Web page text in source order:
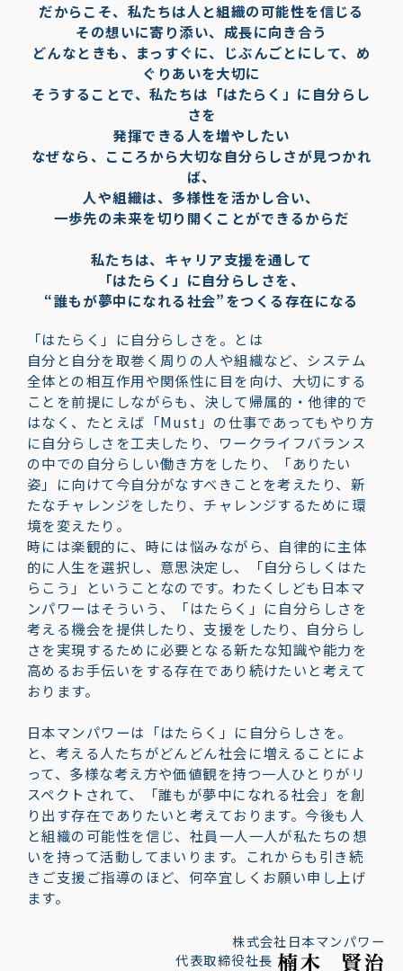
だからこそ、私たちは人と組織の可能性を信じる
その想いに寄り添い、成長に向き合う
どんなときも、まっすぐに、じぶんごとにして、め
ぐりあいを大切に
そうすることで、私たちは「はたらく」に自分らし
さを
発揮できる人を増やしたい
なぜなら、こころから大切な自分らしさが見つかれ
ば、
人や組織は、多様性を活かし合い、
一歩先の未来を切り開くことができるからだ
私たちは、キャリア支援を通して
「はたらく」に自分らしさを、
“誰もが夢中になれる社会”をつくる存在になる
「はたらく」に自分らしさを。とは
自分と自分を取巻く周りの人や組織など、システム
全体との相互作用や関係性に目を向け、大切にする
ことを前提にしながらも、決して帰属的・他律的で
はなく、たとえば「Must」の仕事であってもやり方
に自分らしさを工夫したり、ワークライフバランス
の中での自分らしい働き方をしたり、「ありたい
姿」に向けて今自分がなすべきことを考えたり、新
たなチャレンジをしたり、チャレンジするために環
境を変えたり。
時には楽観的に、時には悩みながら、自律的に主体
的に人生を選択し、意思決定し、「自分らしくはた
らこう」ということなのです。わたくしども日本マ
ンパワーはそういう、「はたらく」に自分らしさを
考える機会を提供したり、支援をしたり、自分らし
さを実現するために必要となる新たな知識や能力を
高めるお手伝いをする存在であり続けたいと考えて
おります。
日本マンパワーは「はたらく」に自分らしさを。
と、考える人たちがどんどん社会に増えることによ
って、多様な考え方や価値観を持つ一人ひとりがリ
スペクトされて、「誰もが夢中になれる社会」を創
り出す存在でありたいと考えております。今後も人
と組織の可能性を信じ、社員一人一人が私たちの想
いを持って活動してまいります。これからも引き続
きご支援ご指導のほど、何卒宜しくお願い申し上げ
ます。
株式会社日本マンパワー
代表取締役社長